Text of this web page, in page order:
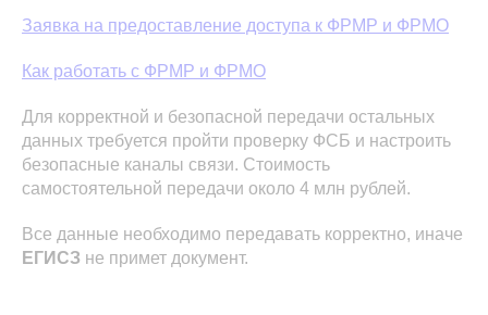
Заявка на предоставление доступа к ФРМР и ФРМО
Как работать с ФРМР и ФРМО
Для корректной и безопасной передачи остальных
данных требуется пройти проверку ФСБ и настроить
безопасные каналы связи. Стоимость
самостоятельной передачи около 4 млн рублей.
Все данные необходимо передавать корректно, иначе
ЕГИСЗ не примет документ.